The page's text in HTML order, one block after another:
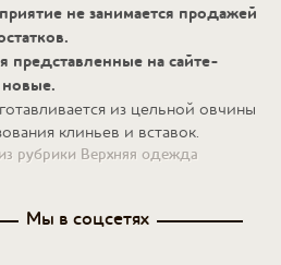
не занимается продажей
представленные на сайте-
из цельной овчины
клиньев и вставок.
рубрики Верхняя одежда
Мы в соцсетях